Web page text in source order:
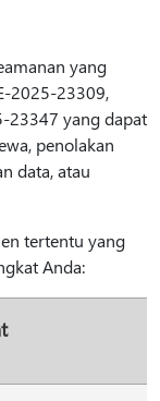
yang
2025-23309,
23347 yang dapat
penolakan
data, atau
tertentu yang
Anda: